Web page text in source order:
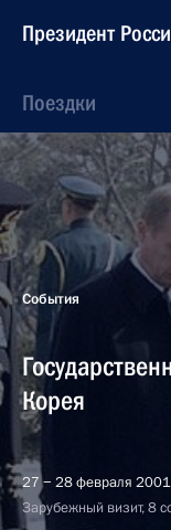
Президент
Поездки
События
Корея
27 − 28 февраля 2001
Зарубежный визит, 8